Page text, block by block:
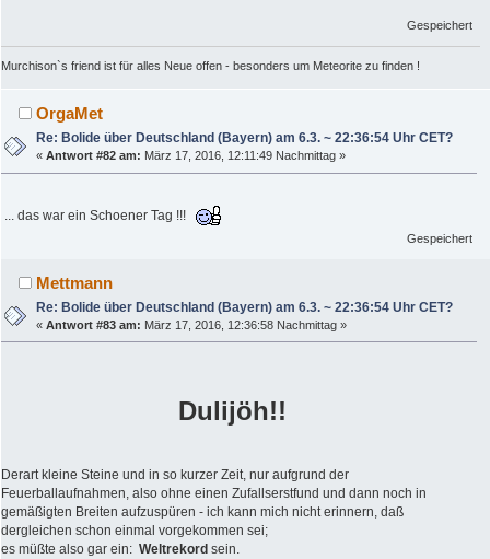
Gespeichert
Murchison`s friend ist für alles Neue offen - besonders um Meteorite zu finden !
OrgaMet
Re: Bolide über Deutschland (Bayern) am 6.3. ~ 22:36:54 Uhr CET?
«Antwort #82 am: März 17, 2016, 12:11:49 Nachmittag »
... das war ein Schoener Tag !!!
Gespeichert
Mettmann
Re: Bolide über Deutschland (Bayern) am 6.3. ~ 22:36:54 Uhr CET?
«Antwort #83 am: März 17, 2016, 12:36:58 Nachmittag »
Dulijöh!!
Derart kleine Steine und in so kurzer Zeit, nur aufgrund der
Feuerballaufnahmen, also ohne einen Zufallserstfund und dann noch in
gemäßigten Breiten aufzuspüren - ich kann mich nicht erinnern, daß
dergleichen schon einmal vorgekommen sei;
es müßte also gar ein: Weltrekord sein.